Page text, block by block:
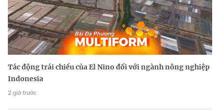
Tác động trái chiều của El Nino đối với ngành nông nghiệp
Indonesia
2 giờ trước